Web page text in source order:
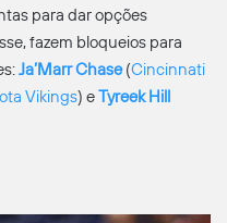
para dar opções
fazem bloqueios para
Ja’Marr Chase(Cincinnati
Vikings) eTyreek Hill